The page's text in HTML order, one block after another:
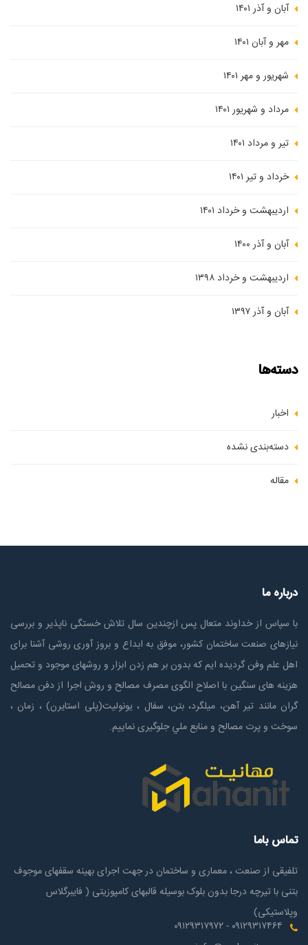
آبان و آذر ۱۴۰۱
مهر و آبان ۱۴۰۱
شهریور و مهر ۱۴۰۱
مرداد و شهریور ۱۴۰۱
تیر و مرداد ۱۴۰۱
خرداد و تیر ۱۴۰۱
اردیبهشت و خرداد ۱۴۰۱
آبان و آذر ۱۴۰۰
اردیبهشت و خرداد ۱۳۹۸
آبان و آذر ۱۳۹۷
دسته‌ها
اخبار
دسته‌بندی نشده
مقاله
درباره ما
با سپاس از خداوند متعال پس ازچندين سال تلاش خستگی ناپذير و بررسی
نیازهای صنعت ساختمان كشور، موفق به ابداع و بروز آوری روشی آشنا برای
اهل علم وفن گردیده ایم که بدون بر هم زدن ابزار و روشهای موجود و تحمیل
هزینه های سنگین با اصلاح الگوی مصرف مصالح و روش اجرا از دفن مصالح
گران مانند تیر آهن، میلگرد، بتن، سفال ، یونولیت(پلی استايرن) ، زمان ،
سوخت و پرت مصالح و منابع ملي جلوگیری نماییم.
تماس باما
تلفیقی از صنعت ، معماری و ساختمان در جهت اجرای بهینه سقفهای موجوف
بتنی با تیرچه درجا بدون بلوک بوسیله قالبهای کامپوزیتی ( فایبرگلاس
وپلاستیکی)
۰۹۱۲۹۳۱۷۴۶۴ - ۰۹۱۲۹۳۱۷۹۷۲